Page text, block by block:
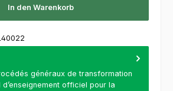
In den Warenkorb
généraux de transformation
d’enseignement officiel pour la